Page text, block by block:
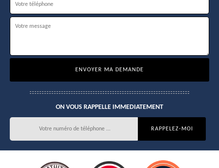
ON VOUS RAPPELLE IMMEDIATEMENT